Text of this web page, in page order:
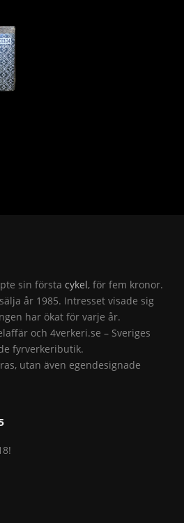
sin förstacykel, för fem kronor.
år 1985. Intresset visade sig
har ökat för varje år.
och 4verkeri.se – Sveriges
fyrverkeributik.
utan även egendesignade